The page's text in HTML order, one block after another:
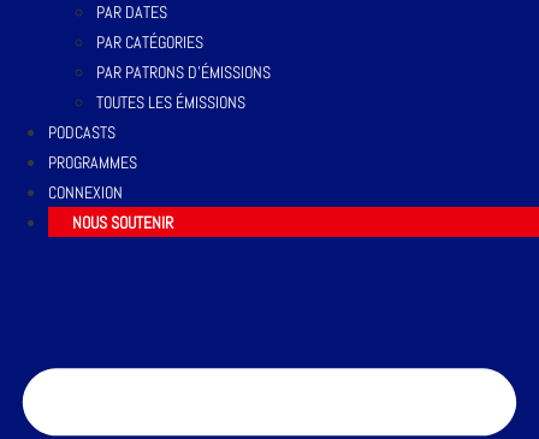
PAR DATES
PAR CATÉGORIES
PAR PATRONS D’ÉMISSIONS
TOUTES LES ÉMISSIONS
PODCASTS
PROGRAMMES
CONNEXION
NOUS SOUTENIR